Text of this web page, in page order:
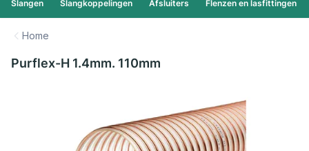
Slangen Slangkoppelingen Afsluiters Flenzen en lasfittingen
Home
Purflex-H 1.4mm. 110mm